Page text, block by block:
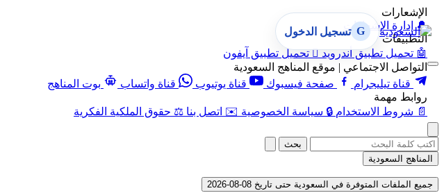
الإشعارات
🔔 إدارة الإشعارات
التطبيقات
🤖 تحميل تطبيق أندرويد  تحميل تطبيق آيفون
التواصل الاجتماعي | موقع المناهج السعودية
قناة تيليجرام
صفحة فيسبوك قناة يوتيوب قناة واتساب
بوت المناهج
روابط مهمة
📄 شروط الاستخدام 🔒 سياسة الخصوصية ✉️ اتصل بنا ⚖️ حقوق الملكية الفكرية
G تسجيل الدخول
بحث
المناهج السعودية
جميع الملفات المتوفرة في السعودية حتى تاريخ 08-08-2026